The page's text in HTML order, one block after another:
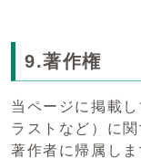
9.著作権
当ページに掲載
ラストなど）に
著作者に帰属し